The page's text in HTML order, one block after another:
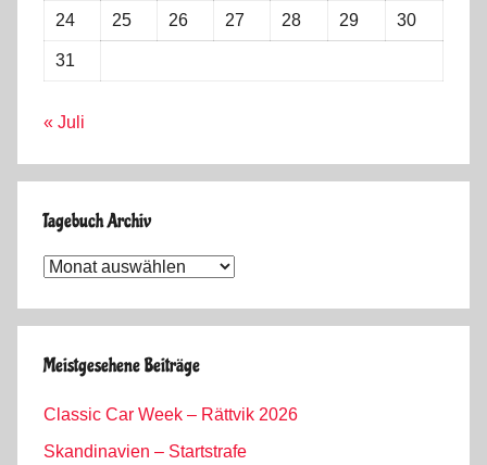
24 25 26 27 28 29 30
31
« Juli
Tagebuch Archiv
Tagebuch
Meistgesehene Beiträge
Classic Car Week – Rättvik 2026
Skandinavien – Startstrafe